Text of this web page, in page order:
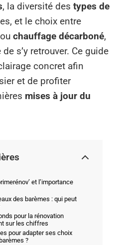
, la diversité des types de
et le choix entre
ou chauffage décarboné,
s’y retrouver. Ce guide
concret afin
et de profiter
mises à jour du
et l’importance
des barèmes : qui peut
pour la rénovation
sur les chiffres
pour adapter ses choix
?